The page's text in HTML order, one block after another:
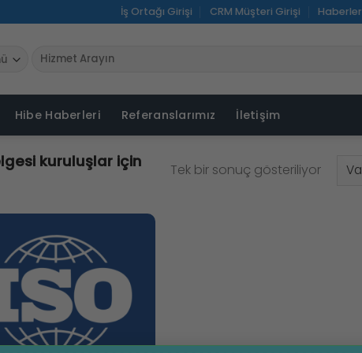
İş Ortağı Girişi CRM Müşteri Girişi Haberler
Ara:
Hibe Haberleri Referanslarımız İletişim
kuruluşlar için
Tek bir sonuç gösteriliyor